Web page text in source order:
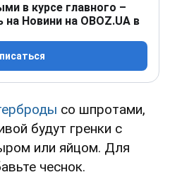
в курсе главного –
Новини на OBOZ.UA в
со шпротами,
будут гренки с
или яйцом. Для
чеснок.